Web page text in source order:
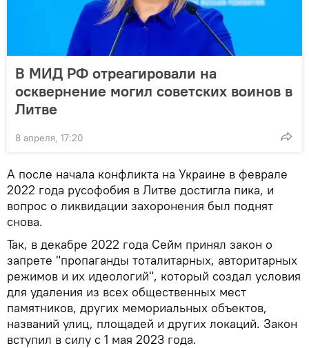
В МИД РФ отреагировали на
осквернение могил советских воинов в
Литве
8 апреля, 17:20
А после начала конфликта на Украине в феврале
2022 года русофобия в Литве достигла пика, и
вопрос о ликвидации захоронения был поднят
снова.
Так, в декабре 2022 года Сейм принял закон о
запрете "пропаганды тоталитарных, авторитарных
режимов и их идеологий", который создал условия
для удаления из всех общественных мест
памятников, других мемориальных объектов,
названий улиц, площадей и других локаций. Закон
вступил в силу с 1 мая 2023 года.